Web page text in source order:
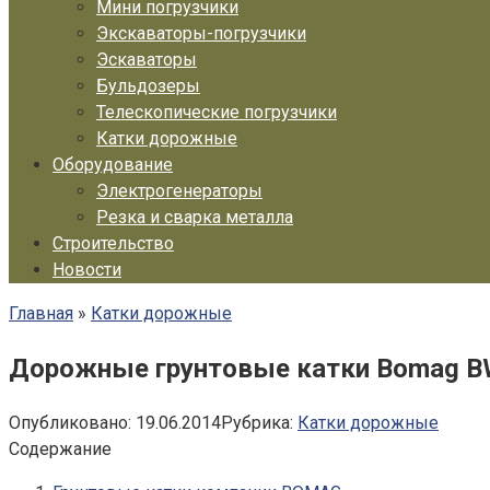
Мини погрузчики
Экскаваторы-погрузчики
Эскаваторы
Бульдозеры
Телескопические погрузчики
Катки дорожные
Оборудование
Электрогенераторы
Резка и сварка металла
Строительство
Новости
Главная » Катки дорожные
Дорожные грунтовые катки Bomag
Опубликовано: 19.06.2014Рубрика: Катки дорожные
Содержание